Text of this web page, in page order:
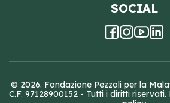
SOCIAL
© 2026. Fondazione Pezzoli per la
C.F. 97128900152 - Tutti i diritti riservati.